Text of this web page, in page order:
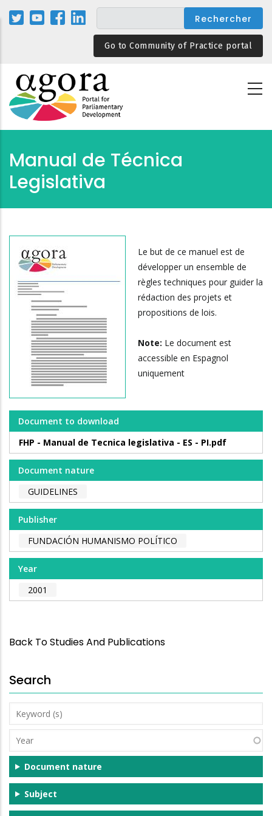
Aller
au
Go to Community of Practice portal
Manual de Técnica
Legislativa
Le but de ce manuel est de
développer un ensemble de
règles techniques pour guider la
rédaction des projets et
propositions de lois.
Note: Le document est
accessible en Espagnol
uniquement
Document to download
FHP - Manual de Tecnica legislativa - ES - PI.pdf
Document nature
GUIDELINES
Publisher
FUNDACIÓN HUMANISMO POLÍTICO
Year
2001
Back To Studies And Publications
Search
Keyword
(s)
Year
Document nature
Subject